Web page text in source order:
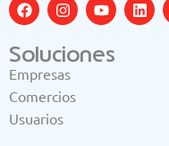
Soluciones
Empresas
Comercios
Usuarios